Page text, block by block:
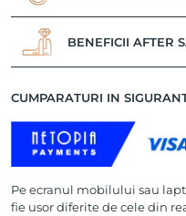
BENEFICII AFTER
CUMPARATURI IN
Pe ecranul mobilului sau
fie usor diferite de cele din